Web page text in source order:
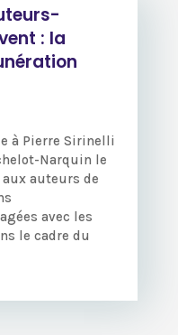
: la
à Pierre Sirinelli
Narquin le
auteurs de
avec les
le cadre du